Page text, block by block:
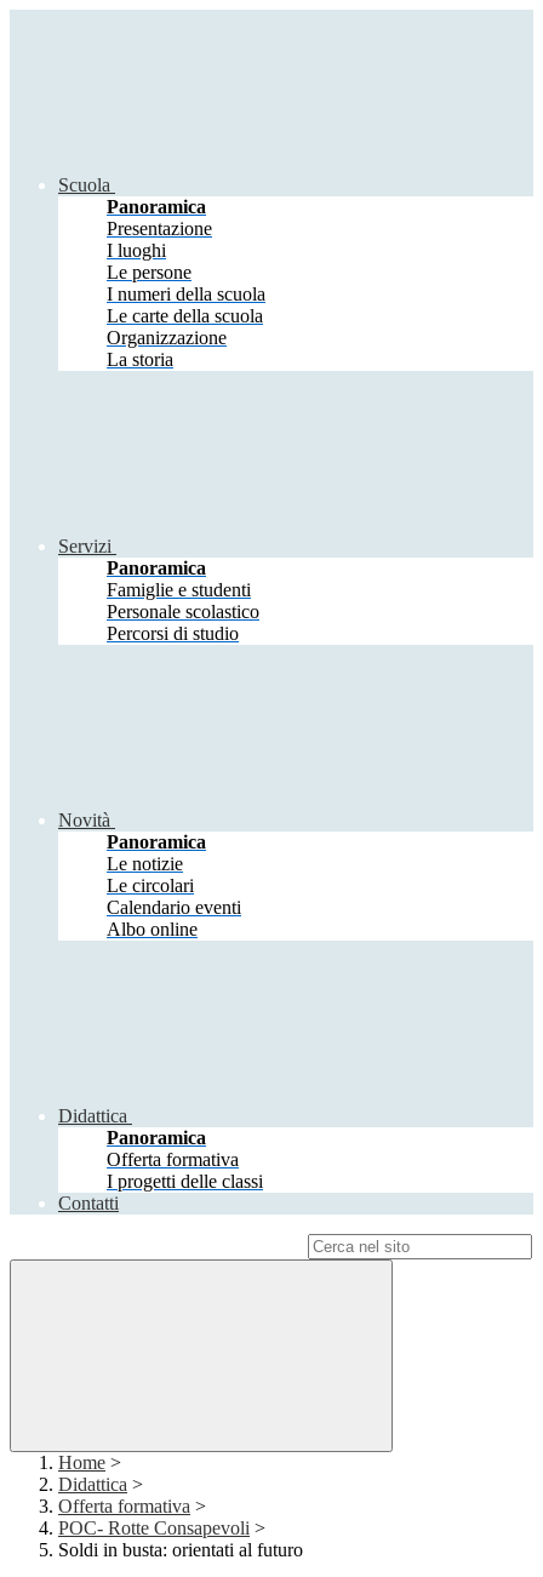
Scuola
Panoramica
Presentazione
I luoghi
Le persone
I numeri della scuola
Le carte della scuola
Organizzazione
La storia
Servizi
Panoramica
Famiglie e studenti
Personale scolastico
Percorsi di studio
Novità
Panoramica
Le notizie
Le circolari
Calendario eventi
Albo online
Didattica
Panoramica
Offerta formativa
I progetti delle classi
Contatti
Home >
Didattica >
Offerta formativa >
POC- Rotte Consapevoli >
Soldi in busta: orientati al futuro